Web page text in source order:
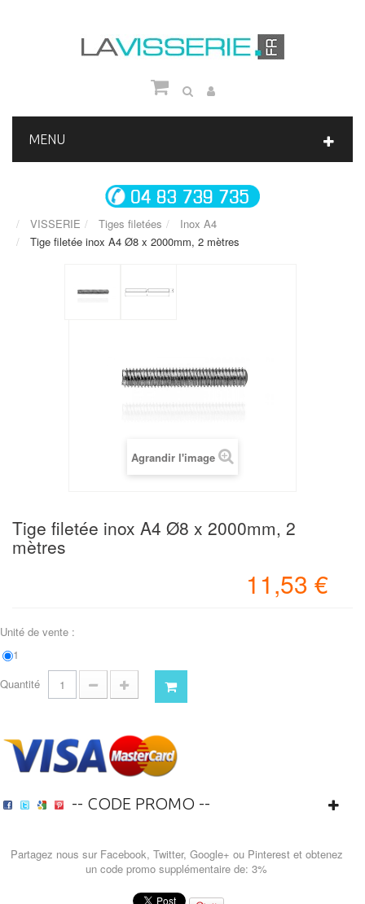
MENU
VISSERIE Tiges filetées
Inox A4
Tige filetée inox A4 Ø8 x 2000mm, 2 mètres
Agrandir l'image
Tige filetée inox A4 Ø8 x 2000mm, 2
mètres
11,53 €
Unité de vente :
1
Quantité
-- CODE PROMO --
Partagez nous sur Facebook, Twitter, Google+ ou Pinterest et obtenez
un code promo supplémentaire de: 3%